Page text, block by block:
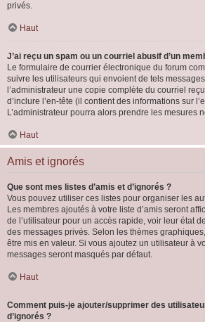
privés.
Haut
J’ai reçu un spam ou un courriel abusif d’un
Le formulaire de courrier électronique du forum
suivre les utilisateurs qui envoient de tels
l’administrateur une copie complète du courriel
d’inclure l’en-tête (il contient des informations sur
L’administrateur pourra alors prendre les mesures
Haut
Amis et ignorés
Que sont mes listes d’amis et d’ignorés ?
Vous pouvez utiliser ces listes pour organiser les
Les membres ajoutés à votre liste d’amis seront
de l’utilisateur pour un accès rapide, voir leur état
des messages privés. Selon les thèmes
être mis en valeur. Si vous ajoutez un utilisateur à
messages seront masqués par défaut.
Haut
Comment puis-je ajouter/supprimer des
d’ignorés ?